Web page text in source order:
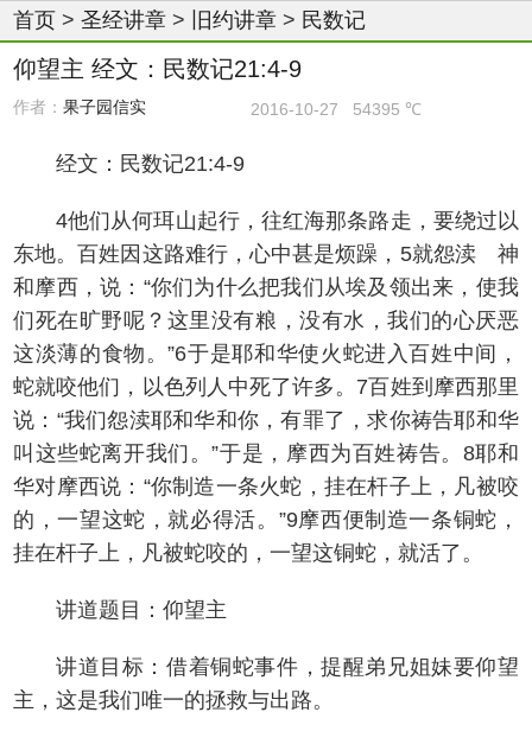
首页 > 圣经讲章 > 旧约讲章 > 民数记
仰望主 经文：民数记21:4-9
作者： 果子园信实 2016-10-27 54395 ℃
经文：民数记21:4-9
4他们从何珥山起行，往红海那条路走，要绕过以
东地。百姓因这路难行，心中甚是烦躁，5就怨渎 神
和摩西，说：“你们为什么把我们从埃及领出来，使我
们死在旷野呢？这里没有粮，没有水，我们的心厌恶
这淡薄的食物。”6于是耶和华使火蛇进入百姓中间，
蛇就咬他们，以色列人中死了许多。7百姓到摩西那里
说：“我们怨渎耶和华和你，有罪了，求你祷告耶和华
叫这些蛇离开我们。”于是，摩西为百姓祷告。8耶和
华对摩西说：“你制造一条火蛇，挂在杆子上，凡被咬
的，一望这蛇，就必得活。”9摩西便制造一条铜蛇，
挂在杆子上，凡被蛇咬的，一望这铜蛇，就活了。
讲道题目：仰望主
讲道目标：借着铜蛇事件，提醒弟兄姐妹要仰望
主，这是我们唯一的拯救与出路。